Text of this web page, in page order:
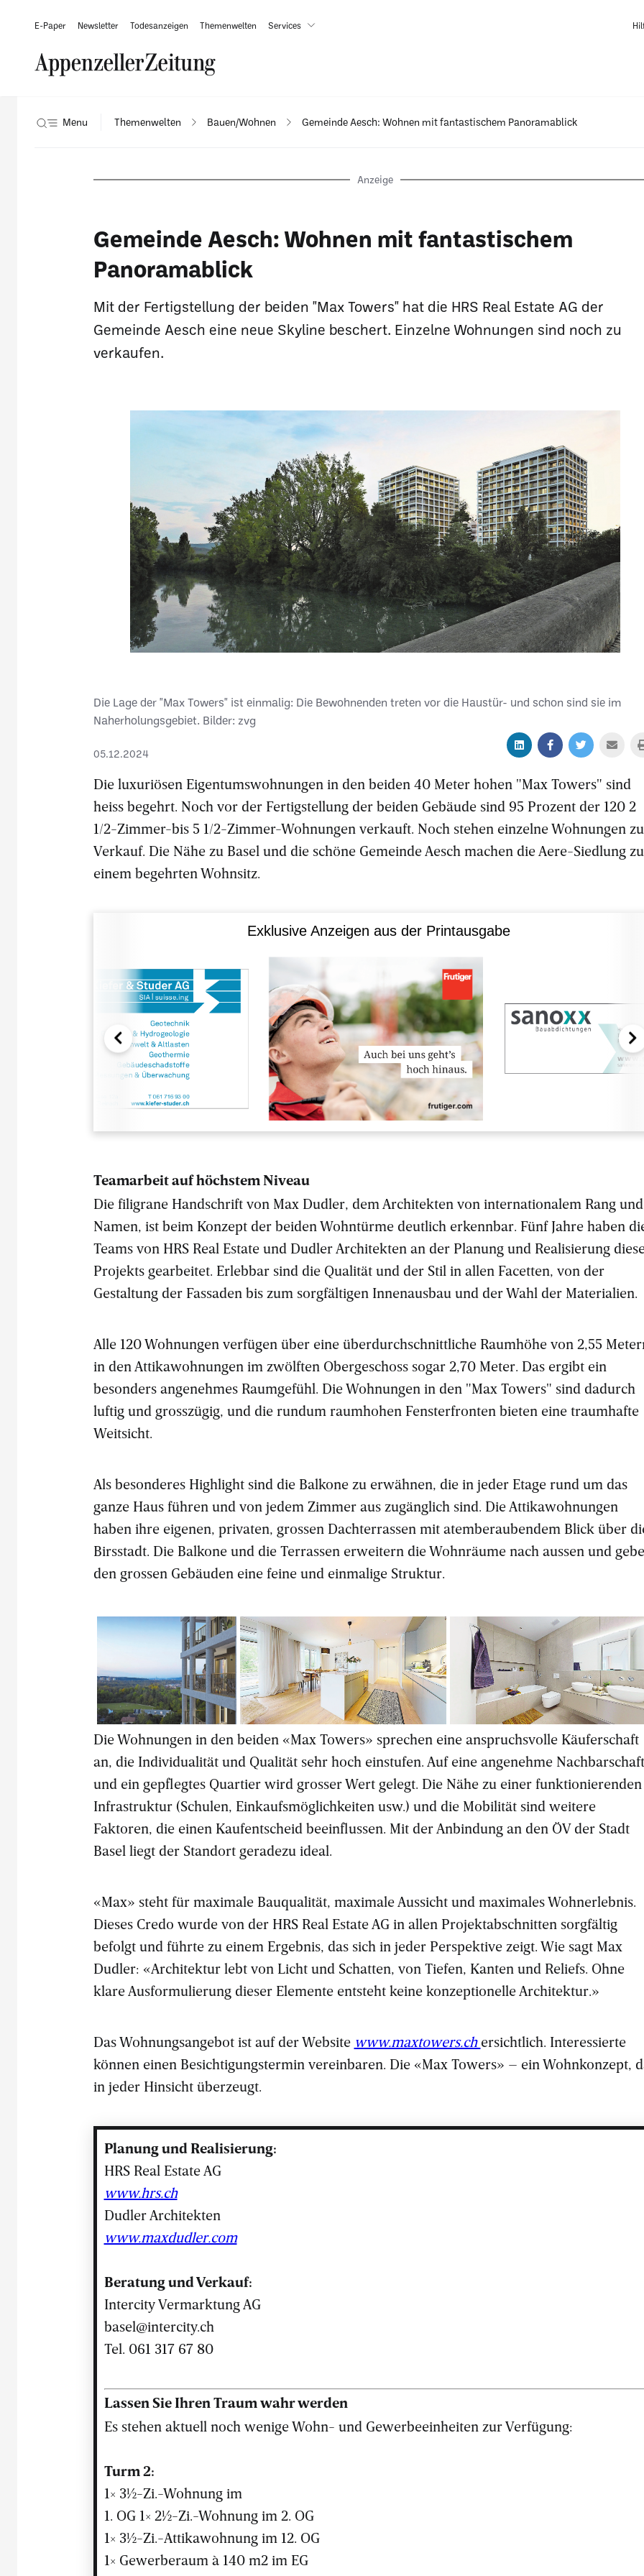
E-Paper Newsletter Todesanzeigen Themenwelten Services
Menu Themenwelten Bauen/Wohnen Gemeinde Aesch: Wohnen mit fantastischem Panoramablick
Anzeige
Gemeinde Aesch: Wohnen mit fantastischem
Panoramablick
Mit der Fertigstellung der beiden "Max Towers" hat die HRS Real Estate AG der
Gemeinde Aesch eine neue Skyline beschert. Einzelne Wohnungen sind noch zu
verkaufen.
Die Lage der "Max Towers" ist einmalig: Die Bewohnenden treten vor die Haustür- und schon sind sie im
Naherholungsgebiet. Bilder: zvg
05.12.2024
Die luxuriösen Eigentumswohnungen in den beiden 40 Meter hohen "Max Towers" sind
heiss begehrt. Noch vor der Fertigstellung der beiden Gebäude sind 95 Prozent der 120 2
1/2-Zimmer-bis 5 1/2-Zimmer-Wohnungen verkauft. Noch stehen einzelne Wohnungen
Verkauf. Die Nähe zu Basel und die schöne Gemeinde Aesch machen die Aere-Siedlung zu
einem begehrten Wohnsitz.
Exklusive Anzeigen aus der Printausgabe
Teamarbeit auf höchstem Niveau
Die filigrane Handschrift von Max Dudler, dem Architekten von internationalem Rang und
Namen, ist beim Konzept der beiden Wohntürme deutlich erkennbar. Fünf Jahre haben
Teams von HRS Real Estate und Dudler Architekten an der Planung und Realisierung
Projekts gearbeitet. Erlebbar sind die Qualität und der Stil in allen Facetten, von der
Gestaltung der Fassaden bis zum sorgfältigen Innenausbau und der Wahl der Materialien.
Alle 120 Wohnungen verfügen über eine überdurchschnittliche Raumhöhe von 2,55
in den Attikawohnungen im zwölften Obergeschoss sogar 2,70 Meter. Das ergibt ein
besonders angenehmes Raumgefühl. Die Wohnungen in den "Max Towers" sind dadurch
luftig und grosszügig, und die rundum raumhohen Fensterfronten bieten eine traumhafte
Weitsicht.
Als besonderes Highlight sind die Balkone zu erwähnen, die in jeder Etage rund um das
ganze Haus führen und von jedem Zimmer aus zugänglich sind. Die Attikawohnungen
haben ihre eigenen, privaten, grossen Dachterrassen mit atemberaubendem Blick über
Birsstadt. Die Balkone und die Terrassen erweitern die Wohnräume nach aussen und
den grossen Gebäuden eine feine und einmalige Struktur.
Umlaufende Balkone
erweitern den Wohnraum
der Wohnungen.
Die Wohnungen sind luftig und
grosszügig, mit durchgehend
raumhohen Fenstern.
Durch die hellen Materialien entsteht
ein grosszügig wirkender
Die Wohnungen in den beiden «Max Towers» sprechen eine anspruchsvolle Käuferschaft
an, die Individualität und Qualität sehr hoch einstufen. Auf eine angenehme Nachbarschaft
und ein gepflegtes Quartier wird grosser Wert gelegt. Die Nähe zu einer funktionierenden
Infrastruktur (Schulen, Einkaufsmöglichkeiten usw.) und die Mobilität sind weitere
Faktoren, die einen Kaufentscheid beeinflussen. Mit der Anbindung an den ÖV der Stadt
Basel liegt der Standort geradezu ideal.
«Max» steht für maximale Bauqualität, maximale Aussicht und maximales Wohnerlebnis.
Dieses Credo wurde von der HRS Real Estate AG in allen Projektabschnitten sorgfältig
befolgt und führte zu einem Ergebnis, das sich in jeder Perspektive zeigt. Wie sagt Max
Dudler: «Architektur lebt von Licht und Schatten, von Tiefen, Kanten und Reliefs. Ohne
klare Ausformulierung dieser Elemente entsteht keine konzeptionelle Architektur.»
Das Wohnungsangebot ist auf der Website www.maxtowers.ch ersichtlich. Interessierte
können einen Besichtigungstermin vereinbaren. Die «Max Towers» – ein Wohnkonzept,
in jeder Hinsicht überzeugt.
Planung und Realisierung:
HRS Real Estate AG
www.hrs.ch
Dudler Architekten
www.maxdudler.com
Beratung und Verkauf:
Intercity Vermarktung AG
basel@intercity.ch
Tel. 061 317 67 80
Lassen Sie Ihren Traum wahr werden
Es stehen aktuell noch wenige Wohn- und Gewerbeeinheiten zur Verfügung:
Turm 2:
1× 3½-Zi.-Wohnung im
1. OG 1× 2½-Zi.-Wohnung im 2. OG
1× 3½-Zi.-Attikawohnung im 12. OG
1× Gewerberaum à 140 m2 im EG